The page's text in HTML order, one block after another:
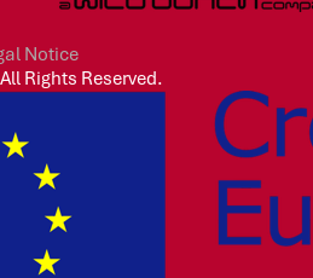
Notice
Rights Reserved.